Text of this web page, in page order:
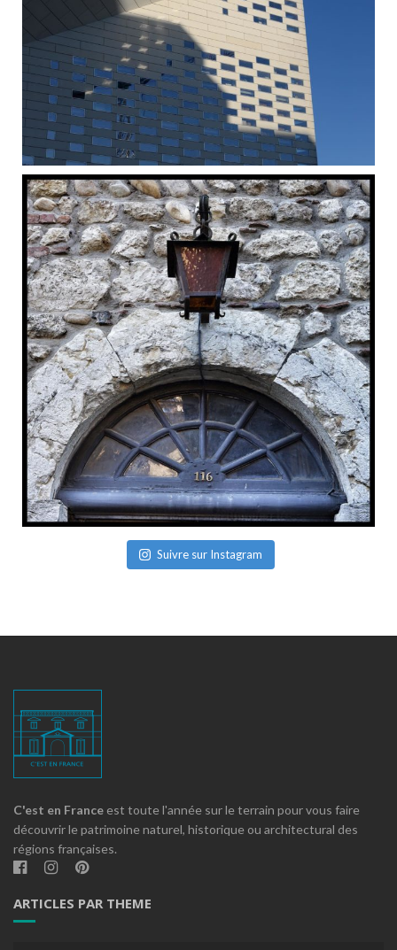
Suivre sur Instagram
C'est en France est toute l'année sur le terrain pour vous faire
découvrir le patrimoine naturel, historique ou architectural des
régions françaises.
ARTICLES PAR THEME